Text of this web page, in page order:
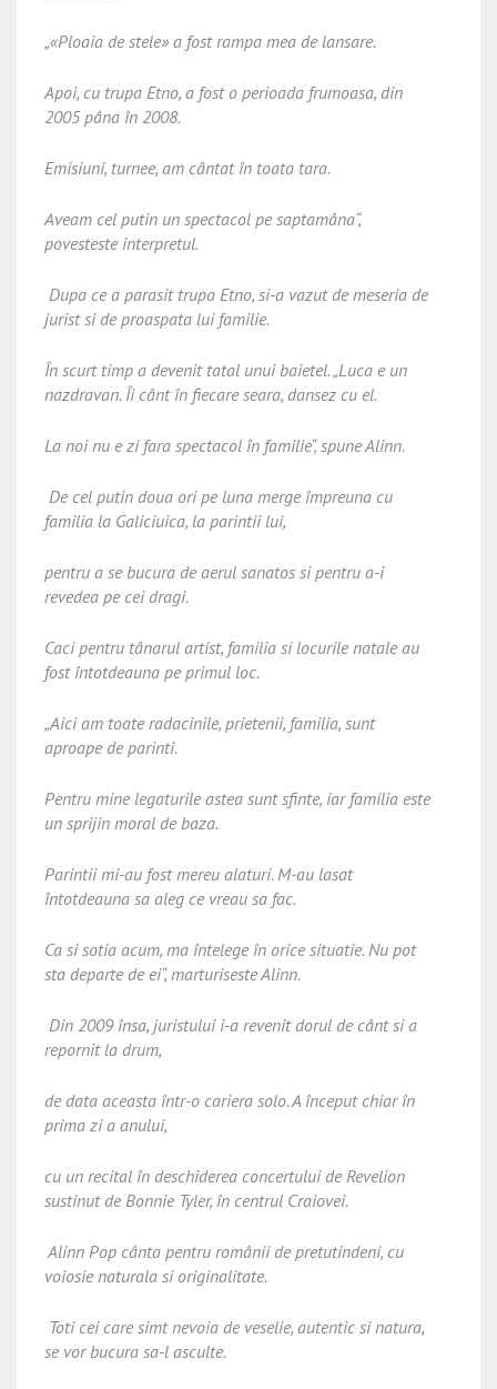
„«Ploaia de stele» a fost rampa mea de lansare.
Apoi, cu trupa Etno, a fost o perioada frumoasa, din
2005 pâna în 2008.
Emisiuni, turnee, am cântat în toata tara.
Aveam cel putin un spectacol pe saptamâna“,
povesteste interpretul.
Dupa ce a parasit trupa Etno, si-a vazut de meseria de
jurist si de proaspata lui familie.
În scurt timp a devenit tatal unui baietel. „Luca e un
nazdravan. Îi cânt în fiecare seara, dansez cu el.
La noi nu e zi fara spectacol în familie“, spune Alinn.
De cel putin doua ori pe luna merge împreuna cu
familia la Galiciuica, la parintii lui,
pentru a se bucura de aerul sanatos si pentru a-i
revedea pe cei dragi.
Caci pentru tânarul artist, familia si locurile natale au
fost întotdeauna pe primul loc.
„Aici am toate radacinile, prietenii, familia, sunt
aproape de parinti.
Pentru mine legaturile astea sunt sfinte, iar familia este
un sprijin moral de baza.
Parintii mi-au fost mereu alaturi. M-au lasat
întotdeauna sa aleg ce vreau sa fac.
Ca si sotia acum, ma întelege în orice situatie. Nu pot
sta departe de ei“, marturiseste Alinn.
Din 2009 însa, juristului i-a revenit dorul de cânt si a
repornit la drum,
de data aceasta într-o cariera solo. A început chiar în
prima zi a anului,
cu un recital în deschiderea concertului de Revelion
sustinut de Bonnie Tyler, în centrul Craiovei.
Alinn Pop cânta pentru românii de pretutindeni, cu
voiosie naturala si originalitate.
Toti cei care simt nevoia de veselie, autentic si natura,
se vor bucura sa-l asculte.